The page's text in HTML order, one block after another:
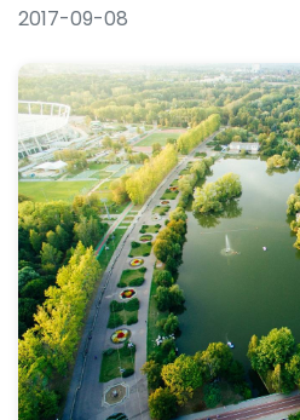
2017-09-08